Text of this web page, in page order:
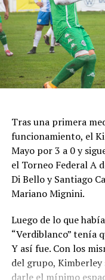
Tras una primera
funcionamiento, el
Mayo por 3 a 0 y
el Torneo Federal A
Di Bello y Santiago
Mariano Mignini.
Luego de lo que
“Verdiblanco” tenía
Y así fue. Con los
del grupo, Kimberley
darle el mínimo